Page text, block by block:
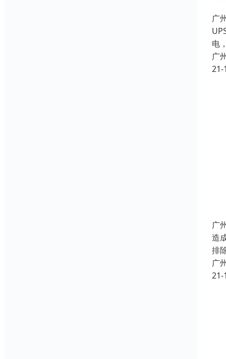
广
电
广
21-
广
造
排
广
21-